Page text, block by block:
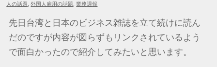
人の話題 ,外国人雇用の話題 ,業務週報
先日台湾と日本のビジネス雑誌を立て続けに読ん
だのですが内容が図らずもリンクされているよう
で面白かったので紹介してみたいと思います。